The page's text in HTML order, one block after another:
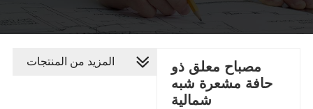
مصباح معلق ذو
حافة مشعرة شبه
شمالية
المزيد من المنتجات